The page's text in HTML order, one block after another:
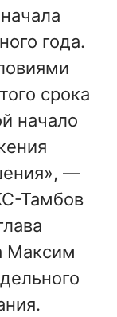
года.
срока
начало
—
Тамбов
Максим